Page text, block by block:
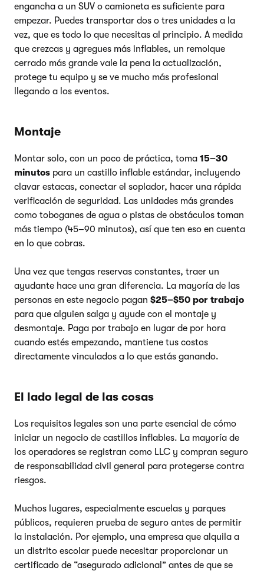
engancha a un SUV o camioneta es suficiente para
empezar. Puedes transportar dos o tres unidades a la
vez, que es todo lo que necesitas al principio. A medida
que crezcas y agregues más inflables, un remolque
cerrado más grande vale la pena la actualización,
protege tu equipo y se ve mucho más profesional
llegando a los eventos.
Montaje
Montar solo, con un poco de práctica, toma 15–30
minutos para un castillo inflable estándar, incluyendo
clavar estacas, conectar el soplador, hacer una rápida
verificación de seguridad. Las unidades más grandes
como toboganes de agua o pistas de obstáculos toman
más tiempo (45–90 minutos), así que ten eso en cuenta
en lo que cobras.
Una vez que tengas reservas constantes, traer un
ayudante hace una gran diferencia. La mayoría de las
personas en este negocio pagan $25–$50 por trabajo
para que alguien salga y ayude con el montaje y
desmontaje. Paga por trabajo en lugar de por hora
cuando estés empezando, mantiene tus costos
directamente vinculados a lo que estás ganando.
El lado legal de las cosas
Los requisitos legales son una parte esencial de cómo
iniciar un negocio de castillos inflables. La mayoría de
los operadores se registran como LLC y compran seguro
de responsabilidad civil general para protegerse contra
riesgos.
Muchos lugares, especialmente escuelas y parques
públicos, requieren prueba de seguro antes de permitir
la instalación. Por ejemplo, una empresa que alquila a
un distrito escolar puede necesitar proporcionar un
certificado de “asegurado adicional” antes de que se